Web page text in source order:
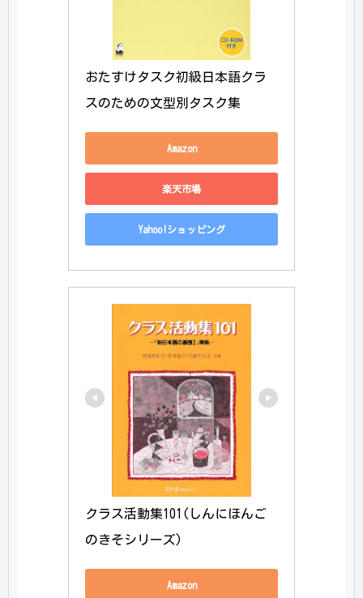
おたすけタスク初級日本語クラ
スのための文型別タスク集
Amazon
楽天市場
Yahoo!ショッピング
クラス活動集101(しんにほんご
のきそシリーズ)
Amazon